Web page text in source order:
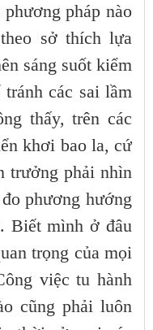
pháp nào
sở thích lựa
sáng suốt kiểm
tránh các sai lầm
thấy, trên các
khơi bao la, cứ
trưởng phải nhìn
phương hướng
Biết mình ở đâu
trọng của mọi
việc tu hành
cũng phải luôn